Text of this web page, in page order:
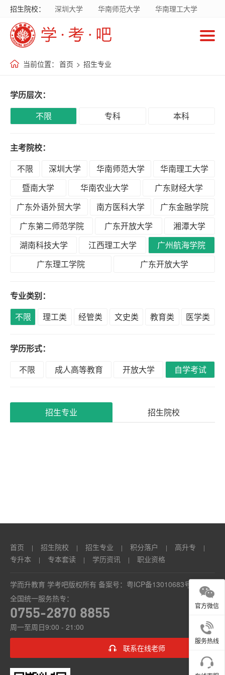
招生院校： 深圳大学 华南师范大学
华南理工大学
暨南大学
华南农业大学
广东外语外贸大学
南方医科大学
学
当前位置： 首页 > 招生专业
学历层次：
不限
专科 本科
主考院校：
不限
深圳大学 华南师范大学
华南理工大学
暨南大学
华南农业大学
广东财经大学
广东外语外贸大学
南方医科大学
广东金融学院
广东第二师范学院
广东开放大学
湘潭大学
湖南科技大学
江西理工大学
广州航海学院
广东理工学院
广东开放大学
专业类别：
不限
理工类 经管类 文史类 教育类 医学类
学历形式：
不限
成人高等教育 开放大学 自学考试
招生专业 招生院校
首页 | 招生院校 | 招生专业 | 积分落户 | 高升专 |
专升本 | 专本套读 | 学历资讯 | 职业资格
学而升教育 学考吧版权所有 备案号： 粤ICP备13010683号
全国统一服务热专：
0755-2870 8855
周一至周日9:00 - 21:00
联系在线老师
官方微信
服务热线